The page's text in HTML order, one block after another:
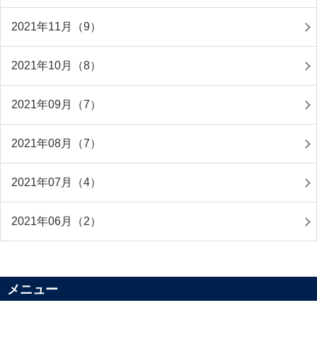
2021年11月（9）
2021年10月（8）
2021年09月（7）
2021年08月（7）
2021年07月（4）
2021年06月（2）
メニュー